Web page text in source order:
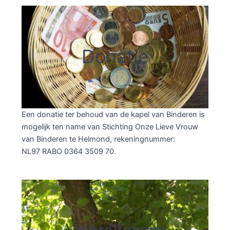
Donatie
Een donatie ter behoud van de kapel van Binderen is
mogelijk ten name van Stichting Onze Lieve Vrouw
van Binderen te Helmond, rekeningnummer:
NL97 RABO 0364 3509 70.